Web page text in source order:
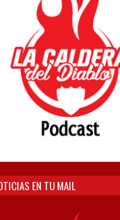
EN TU MAIL